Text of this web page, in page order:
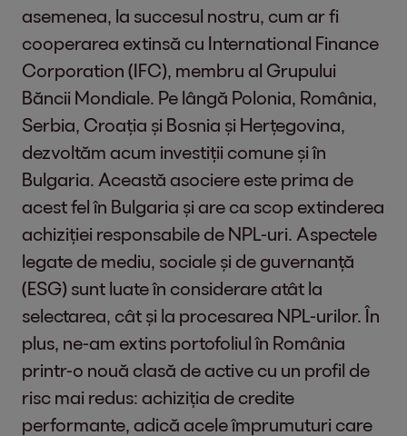
asemenea, la succesul nostru, cum ar fi
cooperarea extinsă cu International Finance
Corporation (IFC), membru al Grupului
Băncii Mondiale. Pe lângă Polonia, România,
Serbia, Croația și Bosnia și Herțegovina,
dezvoltăm acum investiții comune și în
Bulgaria. Această asociere este prima de
acest fel în Bulgaria și are ca scop extinderea
achiziției responsabile de NPL-uri. Aspectele
legate de mediu, sociale și de guvernanță
(ESG) sunt luate în considerare atât la
selectarea, cât și la procesarea NPL-urilor. În
plus, ne-am extins portofoliul în România
printr-o nouă clasă de active cu un profil de
risc mai redus: achiziția de credite
performante, adică acele împrumuturi care